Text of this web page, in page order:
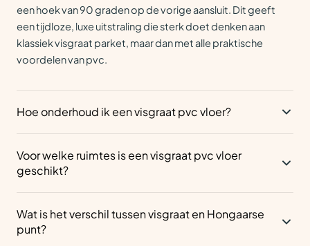
een hoek van 90 graden op de vorige aansluit. Dit geeft
een tijdloze, luxe uitstraling die sterk doet denken aan
klassiek visgraat parket, maar dan met alle praktische
voordelen van pvc.
Hoe onderhoud ik een visgraat pvc vloer?
Stofzuigen en af en toe dweilen met een licht vochtige
mop is alles wat je nodig hebt. Vuil en vlekken hechten zich
nauwelijks aan het oppervlak, dus je vloer blijft er met
weinig moeite prachtig uitzien. Laat je verder adviseren
door een Ambiant dealer bij jou in de buurt.
Voor welke ruimtes is een visgraat pvc vloer
geschikt?
woonkamer en slaapkamer tot de keuken en badkamer.
Dankzij de waterbestendige eigenschappen van pvc is hij
Wat is het verschil tussen visgraat en Hongaarse
punt?